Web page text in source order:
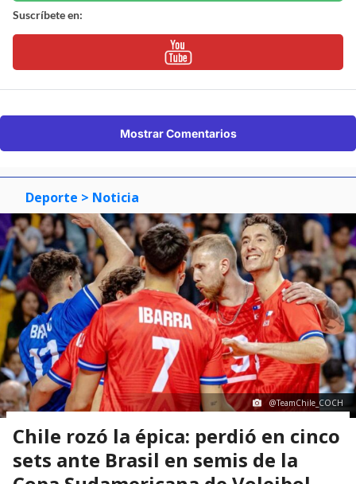
Suscríbete en:
Mostrar Comentarios
Deporte > Noticia
@TeamChile_COCH
Chile rozó la épica: perdió en cinco
sets ante Brasil en semis de la